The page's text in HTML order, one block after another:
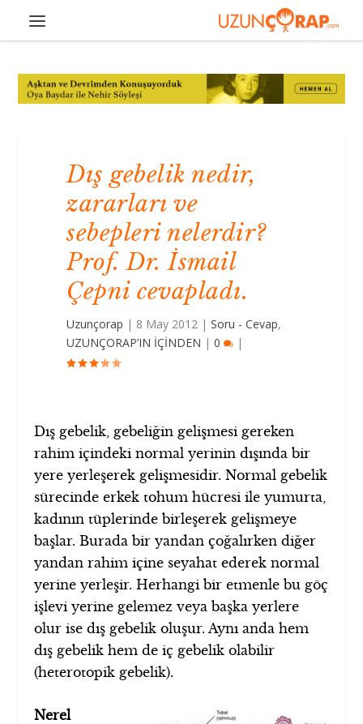
Dış gebelik nedir,
zararları ve
sebepleri nelerdir?
Prof. Dr. İsmail
Çepni cevapladı.
Uzunçorap | 8 May 2012 |Soru - Cevap,
UZUNÇORAP’IN İÇİNDEN |0 |
Dış gebelik, gebeliğin gelişmesi gereken
rahim içindeki normal yerinin dışında bir
yere yerleşerek gelişmesidir. Normal gebelik
sürecinde erkek tohum hücresi ile yumurta,
kadının tüplerinde birleşerek gelişmeye
başlar. Burada bir yandan çoğalırken diğer
yandan rahim içine seyahat ederek normal
yerine yerleşir. Herhangi bir etmenle bu göç
işlevi yerine gelemez veya başka yerlere
olur ise dış gebelik oluşur. Aynı anda hem
dış gebelik hem de iç gebelik olabilir
(heterotopik gebelik).
Nerel